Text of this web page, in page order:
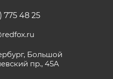
775 48 25
Большой
пр., 45А